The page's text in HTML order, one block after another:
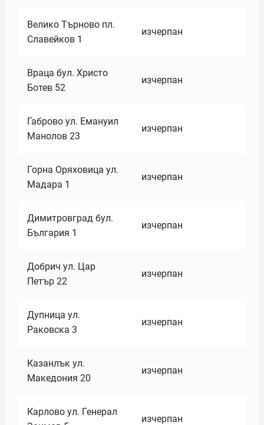
Велико Търново пл.
Славейков 1
изчерпан
Враца бул. Христо
Ботев 52
изчерпан
Габрово ул. Емануил
Манолов 23
изчерпан
Горна Оряховица ул.
Мадара 1
изчерпан
Димитровград бул.
България 1
изчерпан
Добрич ул. Цар
Петър 22
изчерпан
Дупница ул.
Раковска 3
изчерпан
Казанлък ул.
Македония 20
изчерпан
Карлово ул. Генерал
изчерпан